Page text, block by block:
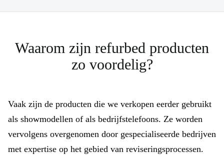
Waarom zijn refurbed producten
zo voordelig?
Vaak zijn de producten die we verkopen eerder gebruikt
als showmodellen of als bedrijfstelefoons. Ze worden
vervolgens overgenomen door gespecialiseerde bedrijven
met expertise op het gebied van reviseringsprocessen.